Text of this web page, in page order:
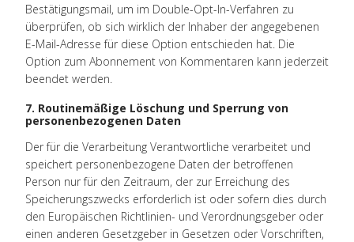
Bestätigungsmail, um im Double-Opt-In-Verfahren zu
überprüfen, ob sich wirklich der Inhaber der angegebenen
E-Mail-Adresse für diese Option entschieden hat. Die
Option zum Abonnement von Kommentaren kann jederzeit
beendet werden.
7. Routinemäßige Löschung und Sperrung von
personenbezogenen Daten
Der für die Verarbeitung Verantwortliche verarbeitet und
speichert personenbezogene Daten der betroffenen
Person nur für den Zeitraum, der zur Erreichung des
Speicherungszwecks erforderlich ist oder sofern dies durch
den Europäischen Richtlinien- und Verordnungsgeber oder
einen anderen Gesetzgeber in Gesetzen oder Vorschriften,